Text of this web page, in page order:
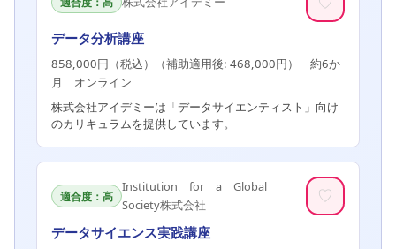
データ分析講座
858,000円（税込）（補助適用後: 468,000円） 約6か
月 オンライン
株式会社アイデミーは「データサイエンティスト」向け
のカリキュラムを提供しています。
適合度：高
Institution for a Global
Society株式会社
♡
データサイエンス実践講座